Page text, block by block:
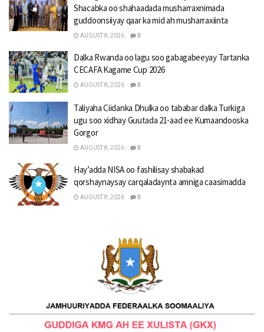
Shacabka oo shahaadada musharraxnimada
guddoonsiiyay qaar ka mid ah musharraxiinta
AUGUST 8, 2026 0
Dalka Rwanda oo lagu soo gabagabeeyay Tartanka
CECAFA Kagame Cup 2026
AUGUST 8, 2026 0
Taliyaha Ciidanka Dhulka oo tababar dalka Turkiga
ugu soo xidhay Guutada 21-aad ee Kumaandooska
Gorgor
AUGUST 8, 2026 0
Hay’adda NISA oo fashilisay shabakad
qorshaynaysay carqaladaynta amniga caasimadda
AUGUST 8, 2026 0